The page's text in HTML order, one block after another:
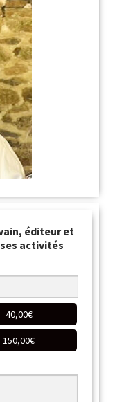
éditeur et
activités
40,00€
150,00€